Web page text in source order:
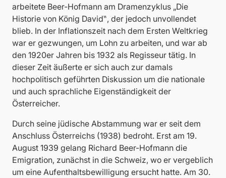
arbeitete Beer-Hofmann am Dramenzyklus „Die
Historie von König David‟, der jedoch unvollendet
blieb. In der Inflationszeit nach dem Ersten Weltkrieg
war er gezwungen, um Lohn zu arbeiten, und war ab
den 1920er Jahren bis 1932 als Regisseur tätig. In
dieser Zeit äußerte er sich auch zur damals
hochpolitisch geführten Diskussion um die nationale
und auch sprachliche Eigenständigkeit der
Österreicher.
Durch seine jüdische Abstammung war er seit dem
Anschluss Österreichs (1938) bedroht. Erst am 19.
August 1939 gelang Richard Beer-Hofmann die
Emigration, zunächst in die Schweiz, wo er vergeblich
um eine Aufenthaltsbewilligung ersucht hatte. Am 30.